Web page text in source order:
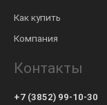
Как купить
Компания
Контакты
+7 (3852) 99-10-30